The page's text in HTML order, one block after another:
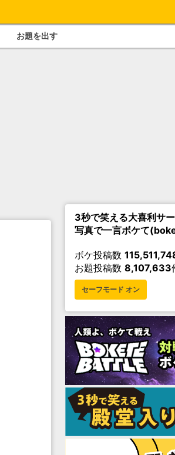
お題を出す
3秒で笑える大喜利サ
写真で一言ボケて
ボケ投稿数
お題投稿数 8,107,633
セーフモード オン